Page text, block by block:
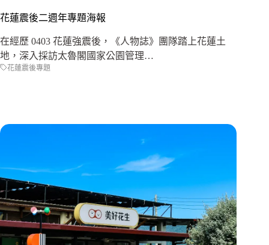
花蓮震後二週年專題海報
在經歷 0403 花蓮強震後，《人物誌》團隊踏上花蓮土
地，深入採訪太魯閣國家公園管理…
花蓮震後專題